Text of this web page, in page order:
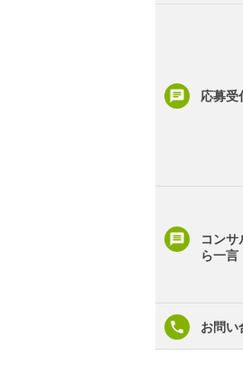
応募受
コンサ
ら一言
お問い